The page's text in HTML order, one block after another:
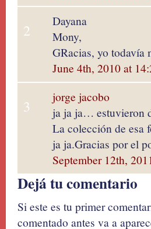
2
Dayana
Mony,
GRacias, yo todavía
June 4th, 2010 at
3
jorge jacobo
ja ja ja… estuvieron
La colección de esa
ja ja.Gracias por el
September 12th,
Dejá tu comentario
Si este es tu primer
comentado antes va a